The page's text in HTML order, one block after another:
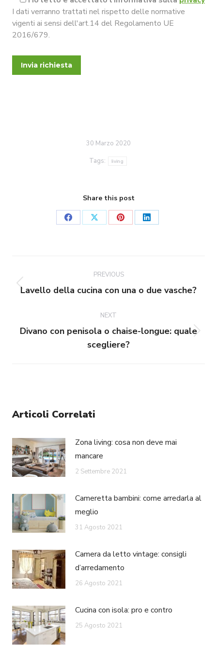
I dati verranno trattati nel rispetto delle normative
vigenti ai sensi dell'art.14 del Regolamento UE
2016/679.
30 Marzo 2020
Tags:
living
Share this post
Share
Share
Share
Share
navigation
PREVIOUS
Previous
Lavello della cucina con una o due vasche?
NEXT
Next
post:
Divano con penisola o chaise-longue: quale
scegliere?
Articoli Correlati
Zona living: cosa non deve mai
mancare
2 Settembre 2021
Cameretta bambini: come arredarla al
meglio
31 Agosto 2021
Camera da letto vintage: consigli
d’arredamento
26 Agosto 2021
Cucina con isola: pro e contro
25 Agosto 2021